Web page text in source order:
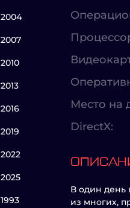
2004
2007
2010
2013
2016
2019
2022
2025
1993
Место на
DirectX:
В один день
из многих,